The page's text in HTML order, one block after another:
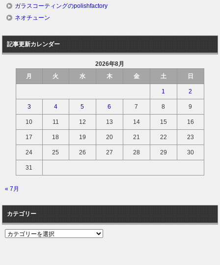
ガラスコーティングのpolishfactory
ネオチューン
記事更新カレンダー
2026年8月
月
火 水 木 金 土 日
1 2
3 4 5 6 7 8 9
10 11 12 13 14 15 16
17 18 19 20 21 22 23
24 25 26 27 28 29 30
31
« 7月
カテゴリー
カ